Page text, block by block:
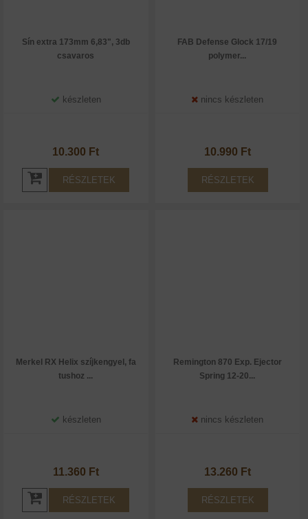
Sín extra 173mm 6,83", 3db
csavaros
készleten
10.300 Ft
RÉSZLETEK
FAB Defense Glock 17/19
polymer...
nincs készleten
10.990 Ft
RÉSZLETEK
Merkel RX Helix szíjkengyel, fa
tushoz ...
készleten
11.360 Ft
RÉSZLETEK
Remington 870 Exp. Ejector
Spring 12-20...
nincs készleten
13.260 Ft
RÉSZLETEK